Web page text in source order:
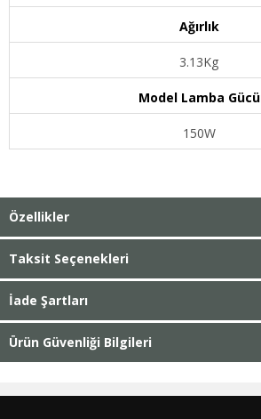
Ağırlık
3.13Kg
Model Lamba Gücü
150W
Özellikler
Taksit Seçenekleri
İade Şartları
Ürün Güvenliği Bilgileri